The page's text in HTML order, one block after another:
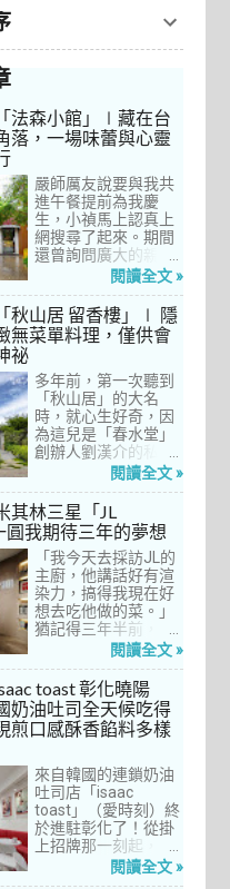
法森小館」∣藏在台
落，一場味蕾與心靈
嚴師厲友說要與我共
進午餐提前為我慶
生，小禎馬上認真上
網搜尋了起來。期間
還曾詢問廣大的親友
們有沒有推薦的餐
阿姨及桄甄老師誠懇
給我建議，其他都是
一堆來亂的！哈～ 從
宮」到台中的
「澀」，再比較了幾
間價位較親民的牛排
餐廳……，最終，小禎
選定了阿姨及表弟剛
去吃過的「法森小
館」，理由很簡單：
歐法套餐1680元起的
價位可以接受，而且
不是無菜單料理，從
開胃菜、湯品、主
菜、甜點等，通通可
以選自己喜歡的，小
禎覺得能夠自由搭配
很讚！而且「法森小
館」是台中老字號的
不斷，能夠屹立不搖
這麼多年，一定有它
的道理在呀！
閱讀全文 »
秋山居 留香樓」∣ 隱
無菜單料理，僅供會
祕
多年前，第一次聽到
「秋山居」的大名
時，就心生好奇，因
為這兒是「春水堂」
創辦人劉漢介的私人
招待所，只對會員開
自從十多年前搬回彰
化之後，小禎才開始
上春水堂吃飯、喝
茶，有一度還把春水
堂當麵店在吃，每週
到台中上課時，總忍
不住奔入春水堂，點
上一碗「XO醬拌麵」
搭配一杯茶飲，後來
也嘗試過其他茶點，
對春水堂的餐飲很有
信心。因此，一得知
秋山居是春水堂創辦
人開設的，感覺就是
食的小禎而言，自然
深具吸引力。
閱讀全文 »
其林三星「JL
圓我期待三年的夢想
「我今天去採訪JL的
主廚，他講話好有渲
染力，搞得我現在好
想去吃他做的菜。」
猶記得三年半前，當
米其林評鑑要來台中
做了一次得獎預測，
於是我因為工作踏入
JL Studio，當天回家
之後，我就迫不及待
從事美食採訪20多
年，只採訪沒吃的店
也不計其數，但從沒
有一家餐廳讓我這樣
充滿渴望，留下「真
的好想吃吃看」的懸
閱讀全文 »
toast 彰化曉陽
奶油吐司全天候吃得
煎口感酥香餡料多樣
來自韓國的連鎖奶油
吐司店「isaac
toast」（愛時刻）終
於進駐彰化了！從掛
上招牌那一刻起，小
禎就想著找時間來吃
閱讀全文 »